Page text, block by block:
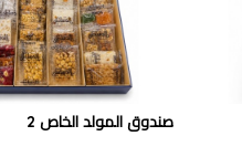
صندوق المولد الخاص 2